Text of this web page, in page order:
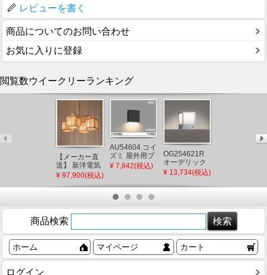
レビューを書く
商品についてのお問い合わせ
お気に入りに登録
閲覧数ウイークリーランキング
【メーカー直
送】 新洋電気
冊 和風ペンダ
紙 おしゃれ 日
本製 国産 木製
¥ 97,900(税込)
AU54604 コイ
ズミ 屋外用ブ
ラケットライ
色） 下方照射
(AU49071L 後
¥ 7,842(税込)
OG254621R
オーデリック
門柱灯 シルバ
ー LED（電球
色） 門灯 セン
¥ 13,734(税込)
用）
商品検索
ホーム マイページ カート
ログイン